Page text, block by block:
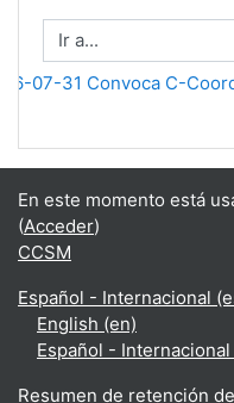
Ir a...
07-31 Convoca C-
En este momento está
(Acceder)
CCSM
Español - Internacional
English ‎(en)‎
Español - Internacional
Resumen de retención